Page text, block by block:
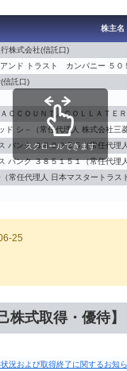
株主名
託銀行株式会社(信託口)
ンド トラスト カンパニー ５
信託口)
ＣＣＯＵＮＴ／ＣＯＬＬＡＴＥ
ド シ－（常任代理人 株式会社三
バンク ３８００５５（常任代理
バンク ３８５１５１（常任代理
常任代理人 日本マスタートラス
スクロールできます
25
株式取得・優待】
況および取得終了に関するお知